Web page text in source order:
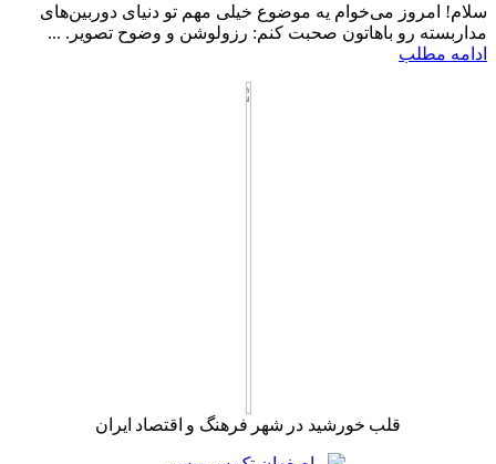
سلام! امروز می‌خوام یه موضوع خیلی مهم تو دنیای دوربین‌های
مداربسته رو باهاتون صحبت کنم: رزولوشن و وضوح تصویر. ...
ادامه مطلب
قلب خورشید در شهر فرهنگ و اقتصاد ایران